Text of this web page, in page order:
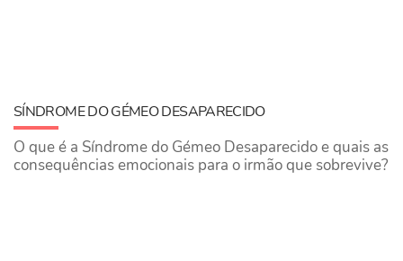
SÍNDROME DO GÉMEO DESAPARECIDO
O que é a Síndrome do Gémeo Desaparecido e quais as
consequências emocionais para o irmão que sobrevive?